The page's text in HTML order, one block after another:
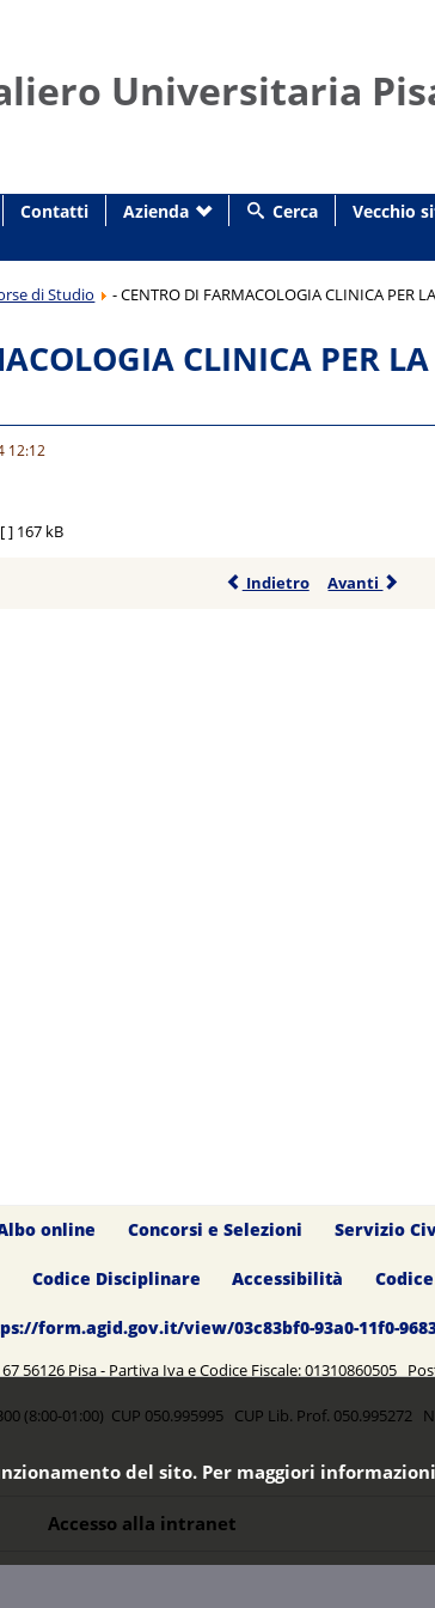
Universitaria
Contatti Azienda Cerca Vecchio
di Studio - CENTRO DI FARMACOLOGIA CLINICA PER
CLINICA PER
12:12
[ ] 167 kB
Indietro Avanti
online Concorsi e Selezioni Servizio
Codice Disciplinare Accessibilità
form.agid.gov.it/view/03c83bf0-93a0-11f0-
56126 Pisa - Partiva Iva e Codice Fiscale: 01310860505
(8:00-01:00) CUP 050.995995 CUP Lib. Prof. 050.995272
Accesso alla intranet
del sito. Per maggiori